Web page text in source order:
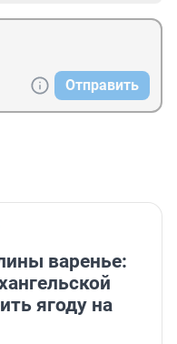
Отправить
варенье:
ягоду на